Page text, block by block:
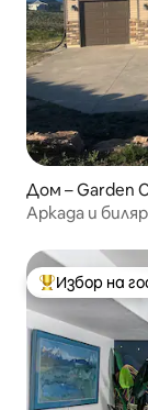
Дом – Garden
Аркада и
Най-Избор на